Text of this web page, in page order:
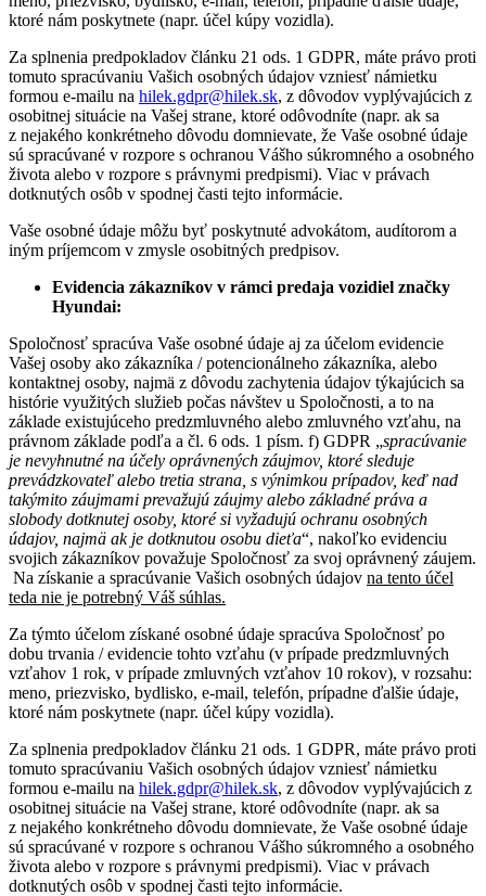
ktoré nám poskytnete (napr. účel kúpy vozidla).
Za splnenia predpokladov článku 21 ods. 1 GDPR, máte právo proti
tomuto spracúvaniu Vašich osobných údajov vzniesť námietku
formou e-mailu na hilek.gdpr@hilek.sk, z dôvodov vyplývajúcich z
osobitnej situácie na Vašej strane, ktoré odôvodníte (napr. ak sa
z nejakého konkrétneho dôvodu domnievate, že Vaše osobné údaje
sú spracúvané v rozpore s ochranou Vášho súkromného a osobného
života alebo v rozpore s právnymi predpismi). Viac v právach
dotknutých osôb v spodnej časti tejto informácie.
Vaše osobné údaje môžu byť poskytnuté advokátom, audítorom a
iným príjemcom v zmysle osobitných predpisov.
Evidencia zákazníkov v rámci predaja vozidiel značky
Hyundai:
Spoločnosť spracúva Vaše osobné údaje aj za účelom evidencie
Vašej osoby ako zákazníka / potencionálneho zákazníka, alebo
kontaktnej osoby, najmä z dôvodu zachytenia údajov týkajúcich sa
histórie využitých služieb počas návštev u Spoločnosti, a to na
základe existujúceho predzmluvného alebo zmluvného vzťahu, na
právnom základe podľa a čl. 6 ods. 1 písm. f) GDPR „spracúvanie
je nevyhnutné na účely oprávnených záujmov, ktoré sleduje
prevádzkovateľ alebo tretia strana, s výnimkou prípadov, keď nad
takýmito záujmami prevažujú záujmy alebo základné práva a
slobody dotknutej osoby, ktoré si vyžadujú ochranu osobných
údajov, najmä ak je dotknutou osobu dieťa“, nakoľko evidenciu
svojich zákazníkov považuje Spoločnosť za svoj oprávnený záujem.
Na získanie a spracúvanie Vašich osobných údajov na tento účel
teda nie je potrebný Váš súhlas.
Za týmto účelom získané osobné údaje spracúva Spoločnosť po
dobu trvania / evidencie tohto vzťahu (v prípade predzmluvných
vzťahov 1 rok, v prípade zmluvných vzťahov 10 rokov), v rozsahu:
meno, priezvisko, bydlisko, e-mail, telefón, prípadne ďalšie údaje,
ktoré nám poskytnete (napr. účel kúpy vozidla).
Za splnenia predpokladov článku 21 ods. 1 GDPR, máte právo proti
tomuto spracúvaniu Vašich osobných údajov vzniesť námietku
formou e-mailu na hilek.gdpr@hilek.sk, z dôvodov vyplývajúcich z
osobitnej situácie na Vašej strane, ktoré odôvodníte (napr. ak sa
z nejakého konkrétneho dôvodu domnievate, že Vaše osobné údaje
sú spracúvané v rozpore s ochranou Vášho súkromného a osobného
života alebo v rozpore s právnymi predpismi). Viac v právach
dotknutých osôb v spodnej časti tejto informácie.